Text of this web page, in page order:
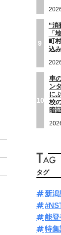
9
“消
「
町
込み
10
車
ン
に
校
暗
タグ
新
能
特